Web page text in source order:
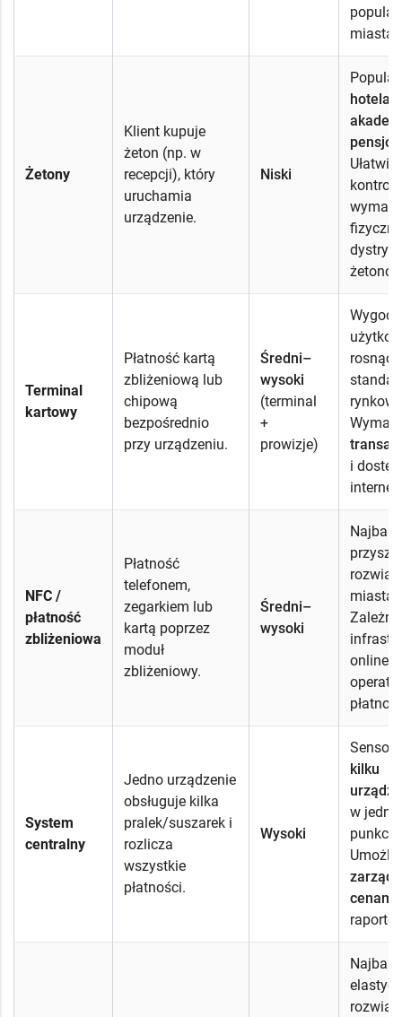
Żetony
Klient kupuje
żeton (np. w
recepcji), który
uruchamia
urządzenie.
Niski
Ułatwia
Terminal
kartowy
Płatność kartą
zbliżeniową lub
chipową
bezpośrednio
przy urządzeniu.
Średni–
wysoki
(terminal
+
prowizje)
rosnący
i
NFC /
płatność
zbliżeniowa
Płatność
telefonem,
zegarkiem lub
kartą poprzez
moduł
zbliżeniowy.
Średni–
wysoki
online i
System
centralny
Jedno urządzenie
obsługuje kilka
pralek/suszarek i
rozlicza
wszystkie
płatności.
Wysoki
kilku
w
punkcie.
cenami